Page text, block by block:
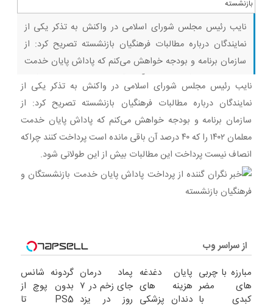
نایب رئیس مجلس شورای اسلامی در واکنش به تذکر یکی از
نمایندگان درباره مطالبات فرهنگیان بازنشسته تصریح کرد: از
سازمان برنامه و بودجه خواهش می‌کنم که پاداش پایان خدمت
معلمان ۱۴۰۲ را که ۴۰ درصد آن باقی مانده است پرداخت کنند
چراکه انصاف نیست پرداخت این مطالبات بیش از این طولانی
شود. بیا بازی ببین
نایب رئیس مجلس شورای اسلامی در واکنش به تذکر یکی از
نمایندگان درباره مطالبات فرهنگیان بازنشسته تصریح کرد: از
سازمان برنامه و بودجه خواهش می‌کنم که پاداش پایان خدمت
معلمان ۱۴۰۲ را که ۴۰ درصد آن باقی مانده است پرداخت کنند چراکه
انصاف نیست پرداخت این مطالبات بیش از این طولانی شود.
از سراسر وب
مبارزه با چربی
های مضر
کبدی با
پایان دغدغه
هزینه های
دندان پزشکی
پماد درمان
جای زخم در ۷
روز در یزد
گردونه شانس
بدون پوچ از
PS5 تا